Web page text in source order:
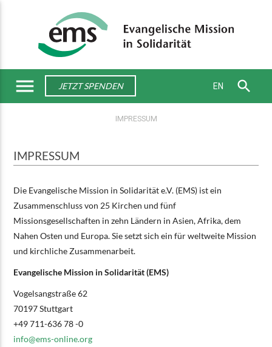
EN search
menu JETZT SPENDEN
IMPRESSUM
IMPRESSUM
Die Evangelische Mission in Solidarität e.V. (EMS) ist ein
Zusammenschluss von 25 Kirchen und fünf
Missionsgesellschaften in zehn Ländern in Asien, Afrika, dem
Nahen Osten und Europa. Sie setzt sich ein für weltweite Mission
und kirchliche Zusammenarbeit.
Evangelische Mission in Solidarität (EMS)
Vogelsangstraße 62
70197 Stuttgart
+49 711-636 78 -0
info@ems-online.org